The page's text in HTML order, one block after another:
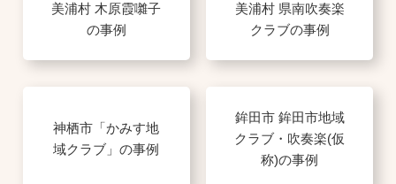
美浦村 木原霞囃子
の事例
美浦村 県南吹奏楽
クラブの事例
神栖市「かみす地
域クラブ」の事例
鉾田市 鉾田市地域
クラブ・吹奏楽(仮
称)の事例